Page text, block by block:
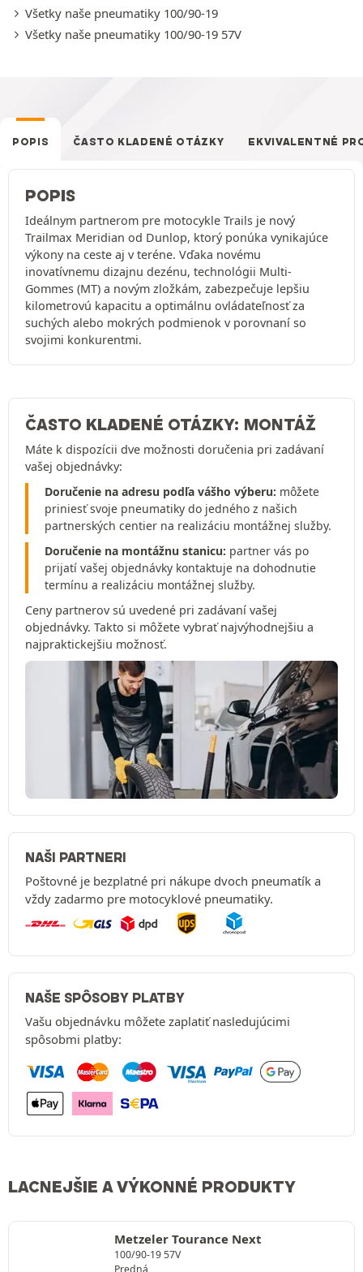
Všetky naše pneumatiky 100/90-19
Všetky naše pneumatiky 100/90-19 57V
POPIS ČASTO KLADENÉ OTÁZKY EKVIVALENTNÉ
POPIS
Ideálnym partnerom pre motocykle Trails je nový
Trailmax Meridian od Dunlop, ktorý ponúka vynikajúce
výkony na ceste aj v teréne. Vďaka novému
inovatívnemu dizajnu dezénu, technológii Multi-
Gommes (MT) a novým zložkám, zabezpečuje lepšiu
kilometrovú kapacitu a optimálnu ovládateľnosť za
suchých alebo mokrých podmienok v porovnaní so
svojimi konkurentmi.
ČASTO KLADENÉ OTÁZKY: MONTÁŽ
Máte k dispozícii dve možnosti doručenia pri zadávaní
vašej objednávky:
Doručenie na adresu podľa vášho výberu: môžete
priniesť svoje pneumatiky do jedného z našich
partnerských centier na realizáciu montážnej služby.
Doručenie na montážnu stanicu: partner vás po
prijatí vašej objednávky kontaktuje na dohodnutie
termínu a realizáciu montážnej služby.
Ceny partnerov sú uvedené pri zadávaní vašej
objednávky. Takto si môžete vybrať najvýhodnejšiu a
najpraktickejšiu možnosť.
NAŠI PARTNERI
Poštovné je bezplatné pri nákupe dvoch pneumatík a
vždy zadarmo pre motocyklové pneumatiky.
NAŠE SPÔSOBY PLATBY
Vašu objednávku môžete zaplatiť nasledujúcimi
spôsobmi platby:
LACNEJŠIE A VÝKONNÉ PRODUKTY
Metzeler Tourance Next
100/90-19 57V